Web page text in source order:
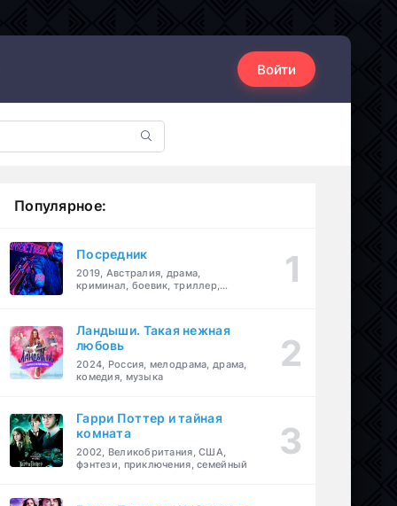
Войти
Популярное:
Посредник
2019, Австралия, драма,
криминал, боевик, триллер,
Ландыши. Такая нежная
любовь
2024, Россия, мелодрама, драма,
комедия, музыка
Гарри Поттер и тайная
комната
2002, Великобритания, США,
фэнтези, приключения, семейный